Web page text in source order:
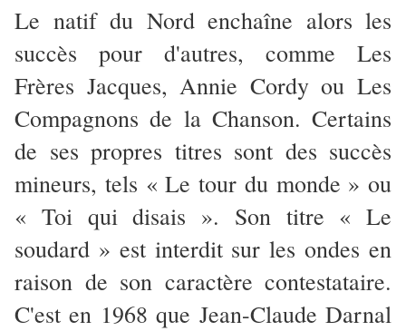
Le natif du Nord enchaîne alors les
succès pour d'autres, comme Les
Frères Jacques, Annie Cordy ou Les
Compagnons de la Chanson. Certains
de ses propres titres sont des succès
mineurs, tels « Le tour du monde » ou
« Toi qui disais ». Son titre « Le
soudard » est interdit sur les ondes en
raison de son caractère contestataire.
C'est en 1968 que Jean-Claude Darnal